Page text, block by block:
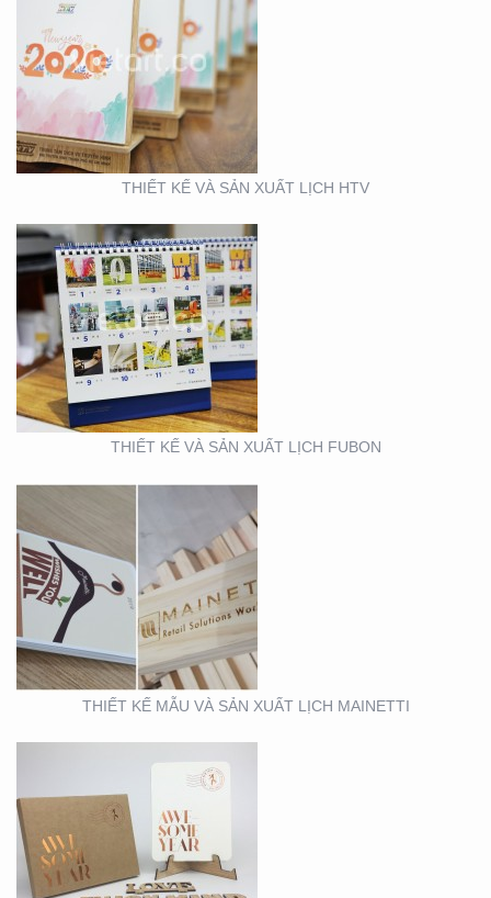
THIẾT KẾ VÀ SẢN XUẤT LỊCH HTV
THIẾT KẾ VÀ SẢN XUẤT
LỊCH FUBON
THIẾT KẾ VÀ SẢN XUẤT LỊCH FUBON
THIẾT KẾ MẪU VÀ SẢN
XUẤT LỊCH MAINETTI
THIẾT KẾ MẪU VÀ SẢN XUẤT LỊCH MAINETTI
MẪU THIẾT KẾ LỊCH
TẾT
MẪU THIẾT KẾ THIỆP
TẾT RICHS